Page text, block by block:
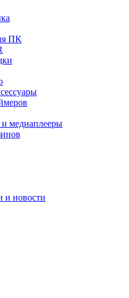
ПК
медиаплееры
и новости